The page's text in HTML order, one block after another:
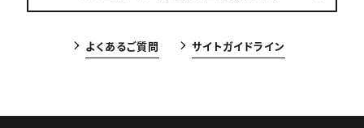
よくあるご質問 サイトガイドライン